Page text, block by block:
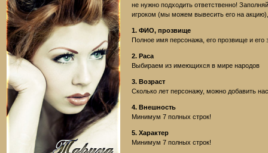
не нужно подходить ответственно!
игроком (мы можем вывесить его на
1. ФИО, прозвище
Полное имя персонажа, его прозвище и его
2. Раса
Выбираем из имеющихся в мире народов
3. Возраст
Сколько лет персонажу, можно добавить
4. Внешность
Минимум 7 полных строк!
5. Характер
Минимум 7 полных строк!